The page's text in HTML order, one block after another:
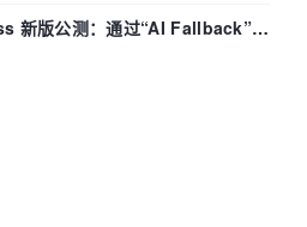
新版公测：通过“AI Fallback”与
底座